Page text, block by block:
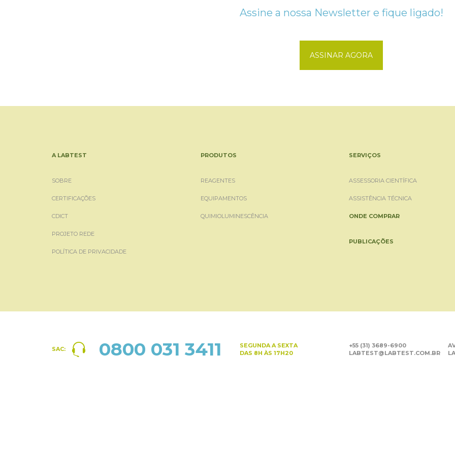
Assine a nossa Newsletter e fique ligado!
ASSINAR AGORA
A LABTEST
SOBRE
CERTIFICAÇÕES
CDICT
PROJETO REDE
POLÍTICA DE PRIVACIDADE
PRODUTOS
REAGENTES
EQUIPAMENTOS
QUIMIOLUMINESCÊNCIA
SERVIÇOS
ASSESSORIA CIENTÍFICA
ASSISTÊNCIA TÉCNICA
ONDE COMPRAR
PUBLICAÇÕES
SAC: 0800 031 3411
SEGUNDA A SEXTA
DAS 8H ÀS 17H20
+55 (31) 3689-6900
LABTEST@LABTEST.COM.BR